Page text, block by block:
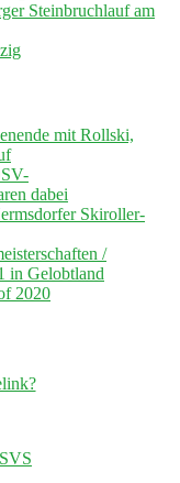
Steinbruchlauf am
mit Rollski,
dabei
Skiroller-
/
in Gelobtland
2020